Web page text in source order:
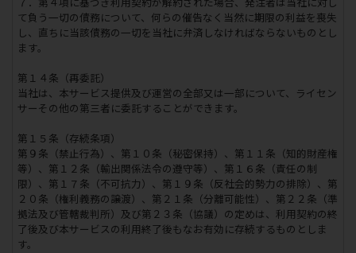
て負う一切の債務について、何らの催告なく当然に期限の利益を喪失
し、直ちに当該債務の一切を当社に弁済しなければならないものとし
ます。
第１４条（再委託）
当社は、本サービス提供及び運営の全部又は一部について、ライセン
サーその他の第三者に委託することができます。
第１５条（存続条項）
第９条（禁止行為）、第１０条（秘密保持）、第１１条（知的財産権
等）、第１２条（輸出関係法令の遵守等）、第１６条（責任の制
限）、第１７条（不可抗力）、第１９条（反社会的勢力の排除）、第
２０条（権利義務の譲渡）、第２１条（分離可能性）、第２２条（準
拠法及び管轄裁判所）及び第２３条（協議）の定めは、利用契約の終
了後及び本サービスの利用終了後もなお有効に存続するものとしま
す。